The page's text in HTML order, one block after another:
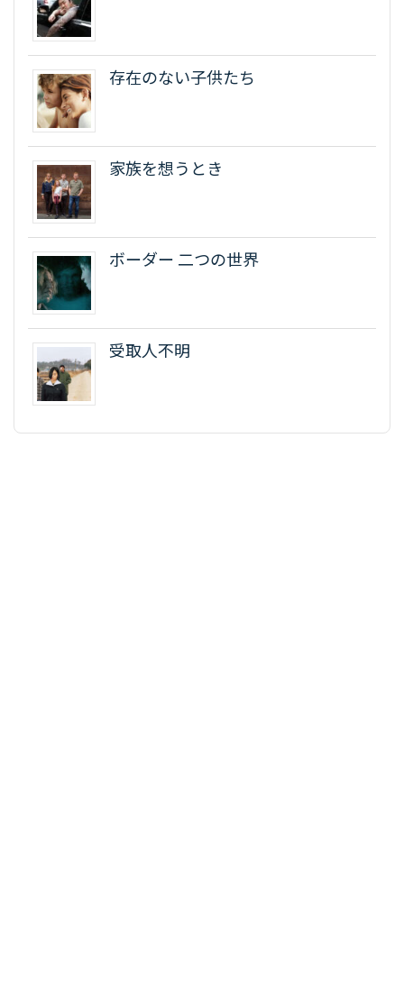
存在のない子供たち
家族を想うとき
ボーダー 二つの世界
受取人不明